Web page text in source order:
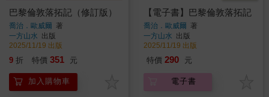
巴黎倫敦落拓記（修訂版）
喬治．歐威爾 著
一方山水
出版
2025/11/19 出版
9 折 特價 351 元
加入購物車
【電子書】巴黎倫敦落拓記
喬治．歐威爾 著
一方山水
出版
2025/11/19 出版
特價 290 元
電子書